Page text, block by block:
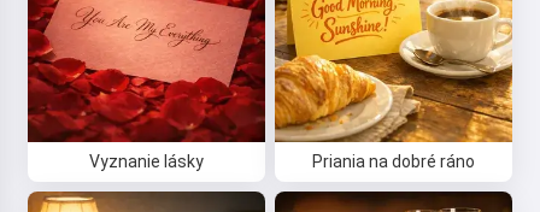
Vyznanie lásky Priania na dobré ráno